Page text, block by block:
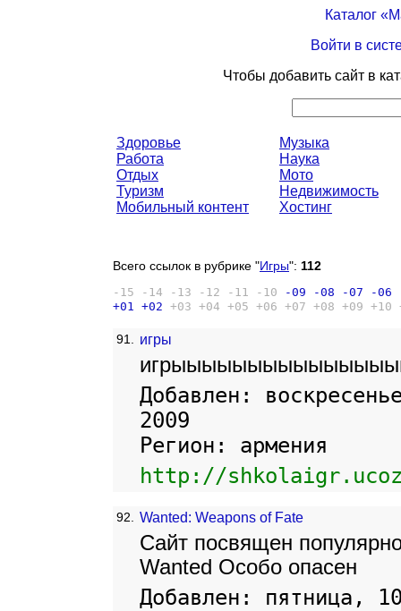
Каталог
Войти в
Чтобы добавить сайт в
Здоровье
Работа
Отдых
Туризм
Мобильный контент
Музыка
Наука
Мото
Недвижимость
Хостинг
Всего ссылок в рубрике "Игры": 112
-15 -14 -13 -12 -11 -10 -09 -08 -07 -06
+01 +02 +03 +04 +05 +06 +07 +08 +09 +10
91. игры
Добавлен:
2009
Регион: армения
http://
92. Wanted: Weapons of Fate
Сайт посвящен
Wanted Особо опасен
Добавлен: пятница,